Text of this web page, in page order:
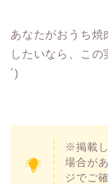
あなたがおうち焼
したいなら、こ
´)ゞ
※掲載
場合が
ジでご